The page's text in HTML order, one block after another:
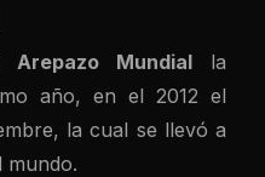
Arepazo Mundial la
año, en el 2012 el
la cual se llevó a
mundo.